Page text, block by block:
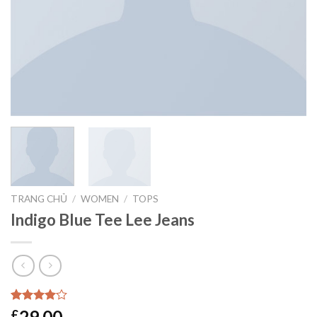
TRANG CHỦ / WOMEN / TOPS
Indigo Blue Tee Lee Jeans
4.00trên
2